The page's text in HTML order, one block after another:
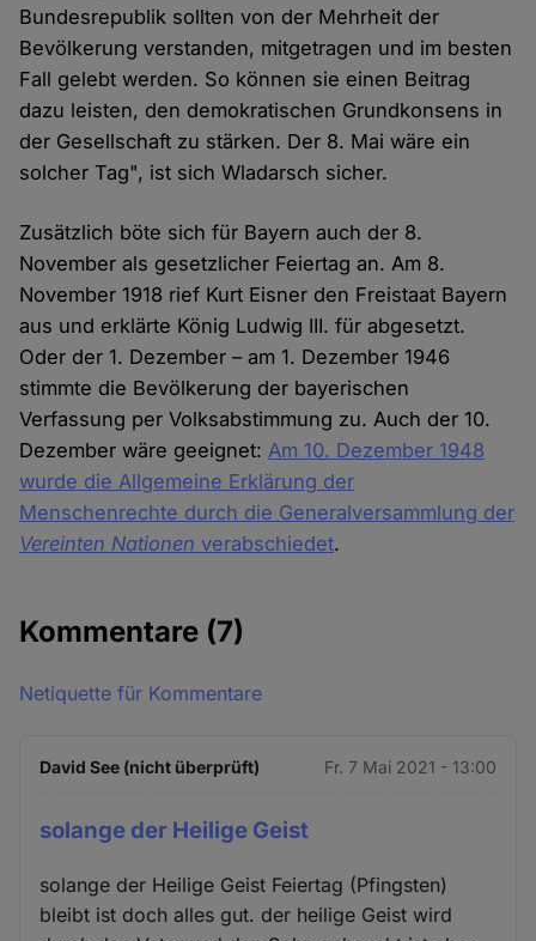
Bundesrepublik sollten von der Mehrheit der
Bevölkerung verstanden, mitgetragen und im besten
Fall gelebt werden. So können sie einen Beitrag
dazu leisten, den demokratischen Grundkonsens in
der Gesellschaft zu stärken. Der 8. Mai wäre ein
solcher Tag", ist sich Wladarsch sicher.
Zusätzlich böte sich für Bayern auch der 8.
November als gesetzlicher Feiertag an. Am 8.
November 1918 rief Kurt Eisner den Freistaat Bayern
aus und erklärte König Ludwig III. für abgesetzt.
Oder der 1. Dezember – am 1. Dezember 1946
stimmte die Bevölkerung der bayerischen
Verfassung per Volksabstimmung zu. Auch der 10.
Dezember wäre geeignet:Am 10. Dezember 1948
wurde die Allgemeine Erklärung der
Menschenrechte durch die Generalversammlung der
Vereinten Nationen verabschiedet.
Kommentare (7)
Netiquette für Kommentare
David See (nicht überprüft) Fr. 7 Mai 2021 - 13:00
solange der Heilige Geist
solange der Heilige Geist Feiertag (Pfingsten)
bleibt ist doch alles gut. der heilige Geist wird